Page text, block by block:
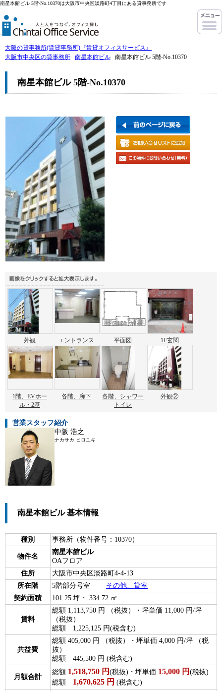
南星本館ビル 5階-No.10370は大阪市中央区淡路町4丁目にある貸事務所です
大阪の貸事務所(賃貸事務所)『賃貸オフィスサービス』
大阪市中央区の貸事務所
南星本館ビル 南星本館ビル 5階-No.10370
南星本館ビル 5階-No.10370
外観 エントランス 平面図 1F玄関
1階、EVホー
ル・2基
各階、廊下
各階、シャワー
トイレ
外観②
営業スタッフ紹介
中阪 浩之
ナカサカ ヒロユキ
南星本館ビル 基本情報
種別 事務所（物件番号：10370）
物件名
南星本館ビル
OAフロア
住所
大阪市中央区淡路町4-4-13
所在階
5階部分号室 その他、貸室
契約面積
101.25 坪・ 334.72 ㎡
賃料
総額 1,113,750 円 （税抜）・坪単価 11,000 円/坪
（税抜）
総額 1,225,125 円(税含む)
共益費
総額 405,000 円 （税抜）・坪単価 4,000 円/坪 （税
抜）
総額 445,500 円 (税含む)
月額合計
総額 1,518,750 円 (税抜)・坪単価 15,000 円 (税抜)
総額 1,670,625 円 (税含む)